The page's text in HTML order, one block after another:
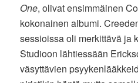
One, olivat ensimmäinen
kokonainen albumi.
sessioissa oli merkittävä ja
Studioon lähtiessään
väsyttävien